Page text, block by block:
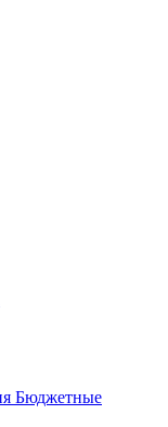
Бюджетные